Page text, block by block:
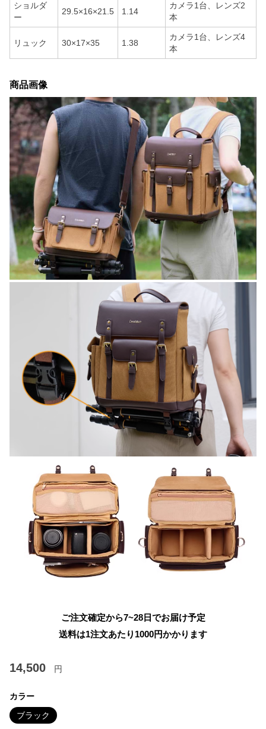
ショルダ
ー
29.5×16×21.5 1.14
カメラ1台、レンズ2
本
リュック 30×17×35 1.38
カメラ1台、レンズ4
本
商品画像
ご注文確定から7~28日でお届け予定
送料は1注文あたり 1000円かかります
14,500 円
カラー
ブラック